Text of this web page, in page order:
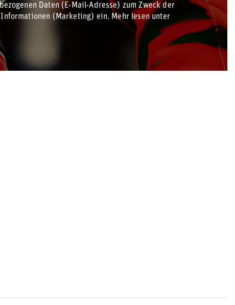
Daten (E-Mail-Adresse) zum Zweck der
(Marketing) ein. Mehr lesen unter